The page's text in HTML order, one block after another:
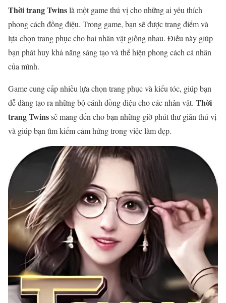
Thời trang Twinslà một game thú vị cho những ai yêu thích
phong cách đồng điệu. Trong game, bạn sẽ được trang điểm và
lựa chọn trang phục cho hai nhân vật giống nhau. Điều này giúp
bạn phát huy khả năng sáng tạo và thể hiện phong cách cá nhân
của mình.
Game cung cấp nhiều lựa chọn trang phục và kiểu tóc, giúp bạn
dễ dàng tạo ra những bộ cánh đồng điệu cho các nhân vật. Thời
trang Twinssẽ mang đến cho bạn những giờ phút thư giãn thú vị
và giúp bạn tìm kiếm cảm hứng trong việc làm đẹp.